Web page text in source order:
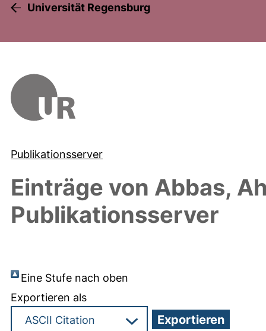
Universität Regensburg
Publikationsserver
Einträge von Abbas,
Publikationsserver
Eine Stufe nach oben
Exportieren als